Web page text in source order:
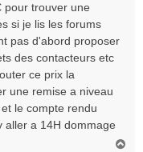
pour trouver une
si je lis les forums
pas d'abord proposer
des contacteurs etc
ce prix la
une remise a niveau
le compte rendu
aller a 14H dommage